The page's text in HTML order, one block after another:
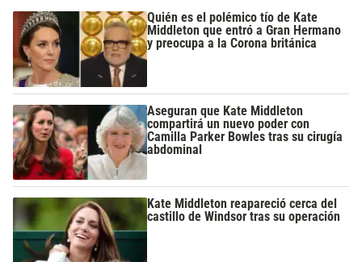
Quién es el polémico tío de Kate
Middleton que entró a Gran Hermano
y preocupa a la Corona británica
Aseguran que Kate Middleton
compartirá un nuevo poder con
Camilla Parker Bowles tras su cirugía
abdominal
Kate Middleton reapareció cerca del
castillo de Windsor tras su operación